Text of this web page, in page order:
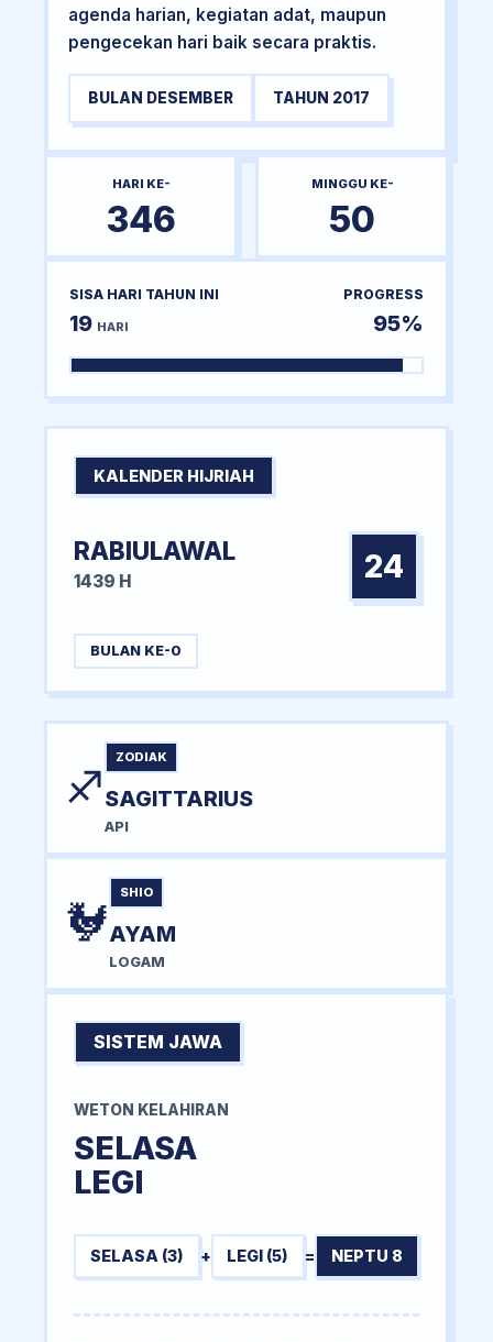
agenda harian, kegiatan adat, maupun
pengecekan hari baik secara praktis.
BULAN DESEMBER TAHUN 2017
HARI KE-
346
MINGGU KE-
50
SISA HARI TAHUN INI
19 HARI
PROGRESS
95%
KALENDER HIJRIAH
RABIULAWAL
1439 H 24
BULAN KE-0
♐
ZODIAK
SAGITTARIUS
API
🐓
SHIO
AYAM
LOGAM
SISTEM JAWA
WETON KELAHIRAN
SELASA
LEGI
SELASA (3) + LEGI (5) = NEPTU 8